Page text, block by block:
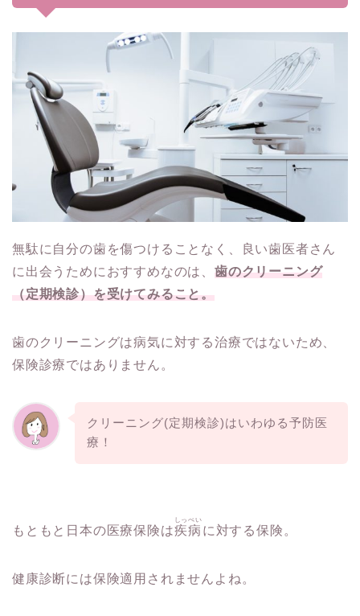
無駄に自分の歯を傷つけることなく、良い歯医者さん
に出会うためにおすすめなのは、 歯のクリーニング
（定期検診）を受けてみること。
歯のクリーニングは病気に対する治療ではないため、
保険診療ではありません。
クリーニング(定期検診)はいわゆる予防医
療！
もともと日本の医療保険は疾病
しっぺい
に対する保険。
健康診断には保険適用されませんよね。